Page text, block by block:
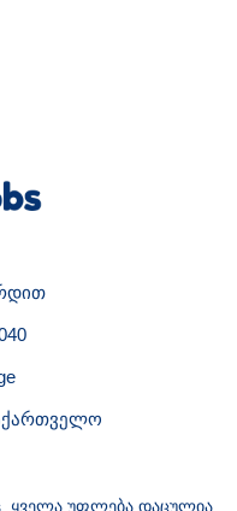
ყველა უფლება დაცულია.